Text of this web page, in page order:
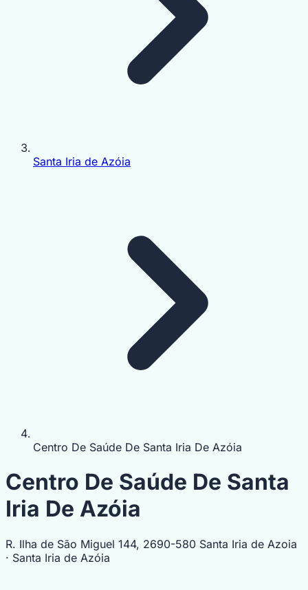
Santa Iria de Azóia
Centro De Saúde De Santa Iria De Azóia
Centro De Saúde De Santa
Iria De Azóia
R. Ilha de São Miguel 144, 2690-580 Santa Iria de Azoia
· Santa Iria de Azóia